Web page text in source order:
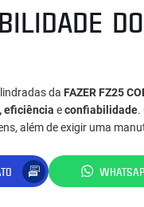
da FAZER FZ25
eficiência econfiabilidade.
além de exigir uma